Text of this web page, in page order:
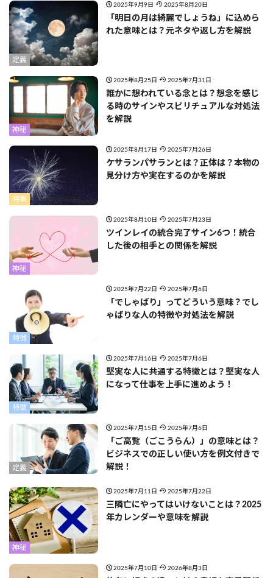
定義
2025年9月9日 2025年8月20日
「明日の月は綺麗でしょうね」に込めら
れた意味とは？元ネタや返し方を解説
神秘
2025年8月25日 2025年7月31日
誰かに想われている念とは？想念を感じ
る時のサインやスピリチュアルな対処法
を解説
特集
2025年8月17日 2025年7月26日
ケサランパサランとは？正体は？本物の
見分け方や実在するのかを解説
神秘
2025年8月10日 2025年7月23日
ツインレイの統合完了サイン6つ！統合
した後の相手との関係を解説
特徴
2025年7月22日 2025年7月6日
「でしゃばり」ってどういう意味？でし
ゃばりな人の特徴や対処法を解説
特徴
2025年7月16日 2025年7月6日
堅実な人に共通する特徴とは？堅実な人
になって仕事を上手に進めよう！
定義
2025年7月15日 2025年7月6日
「ご高覧（ごこうらん）」の意味とは？
ビジネスでの正しい使い方を例文付きで
解説！
神秘
2025年7月11日 2025年7月22日
三隣亡にやってはいけないことは？2025
年カレンダーや意味を解説
2025年7月10日 2026年8月3日